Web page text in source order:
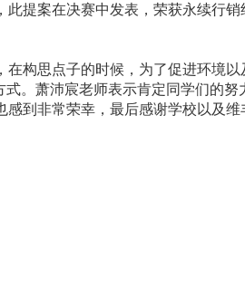
提案在决赛中发表，荣获永续行销
构思点子的时候，为了促进环境以
。萧沛宸老师表示肯定同学们的努
到非常荣幸，最后感谢学校以及维